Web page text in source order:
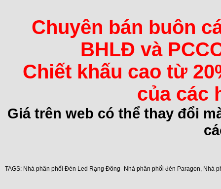
Chuyên bán buôn
BHLĐ và
Chiết khấu cao từ
của các
Giá trên web có thể thay đổi
TAGS: Nhà phân phối Đèn Led Rạng Đông- Nhà phân phối đèn Paragon, Nhà